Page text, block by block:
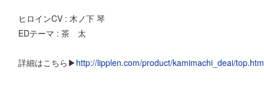
ヒロインCV : 木ノ下 琴
EDテーマ : 茶 太
詳細はこちら▶ http://lipplen.com/product/kamimachi_deai/